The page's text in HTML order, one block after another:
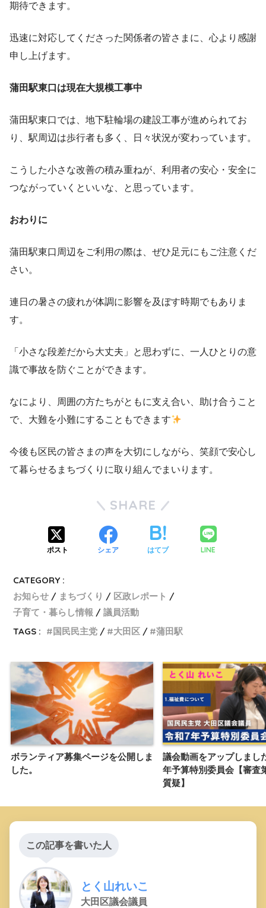
期待できます。
迅速に対応してくださった関係者の皆さまに、心より感謝
申し上げます。
蒲田駅東口は現在大規模工事中
蒲田駅東口では、地下駐輪場の建設工事が進められてお
り、駅周辺は歩行者も多く、日々状況が変わっています。
こうした小さな改善の積み重ねが、利用者の安心・安全に
つながっていくといいな、と思っています。
おわりに
蒲田駅東口周辺をご利用の際は、ぜひ足元にもご注意くだ
さい。
連日の暑さの疲れが体調に影響を及ぼす時期でもありま
す。
「小さな段差だから大丈夫」と思わずに、一人ひとりの意
識で事故を防ぐことができます。
なにより、周囲の方たちがともに支え合い、助け合うこと
で、大難を小難にすることもできます
今後も区民の皆さまの声を大切にしながら、笑顔で安心し
て暮らせるまちづくりに取り組んでまいります。
SHARE
ポスト シェア はてブ LINE
CATEGORY :
お知らせ
まちづくり
区政レポート
子育て・暮らし情報
議員活動
TAGS :
国民民主党 大田区 蒲田駅
ボランティア募集ページを公開しま
した。
議会動画をアップしまし
年予算特別委員会【審査
質疑】
この記事を書いた人
とく山れいこ
大田区議会議員